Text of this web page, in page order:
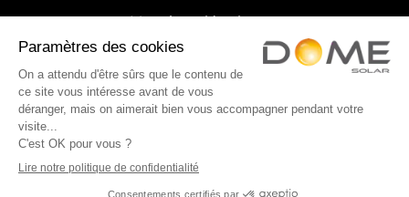
Mentions légales
Politique de confidentialité
Cookies
Plan du site